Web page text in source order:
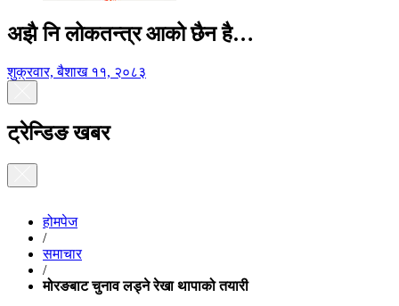
अझै नि लोकतन्त्र आको छैन है…
शुक्रवार, बैशाख ११, २०८३
ट्रेन्डिङ खबर
होमपेज
/
समाचार
/
मोरङबाट चुनाव लड्ने रेखा थापाको तयारी